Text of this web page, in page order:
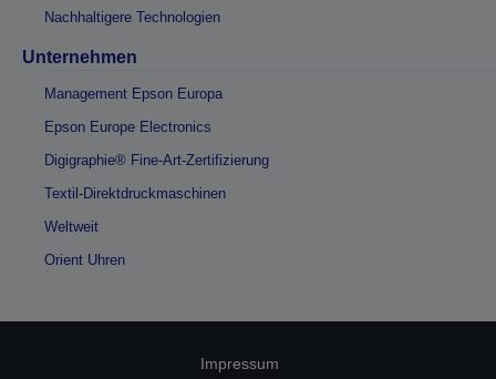
Nachhaltigere Technologien
Unternehmen
Management Epson Europa
Epson Europe Electronics
Digigraphie® Fine-Art-Zertifizierung
Textil-Direktdruckmaschinen
Weltweit
Orient Uhren
Impressum